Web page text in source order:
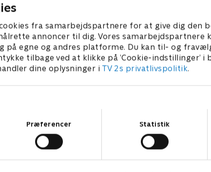
fra samarbejdspartnere for at give dig den
annoncer til dig. Vores samarbejdspartnere
egne og andres platforme. Du kan til- og
tilbage ved at klikke på ’Cookie-indstillinger’ i
dine oplysninger i TV 2s privatlivspolitik.
Præferencer Statistik
Folketingsvalg - debatter